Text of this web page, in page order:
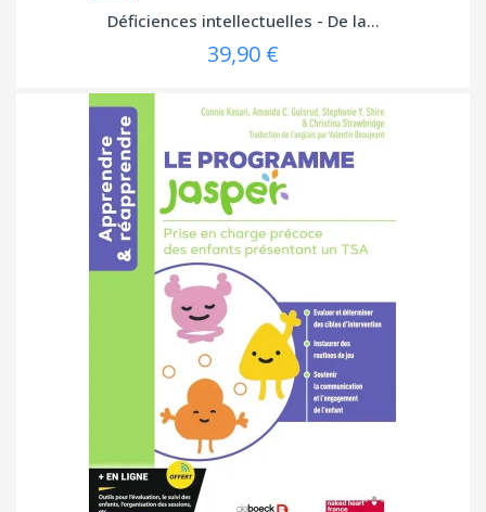
Déficiences intellectuelles - De la...
39,90 €